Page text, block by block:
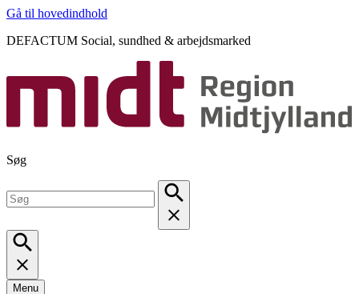
Gå til hovedindhold
DEFACTUM Social, sundhed & arbejdsmarked
Søg
Menu